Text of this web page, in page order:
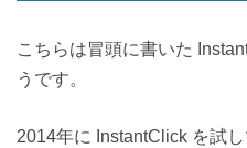
こちらは冒頭に書いた
うです。
2014年に InstantClick を試